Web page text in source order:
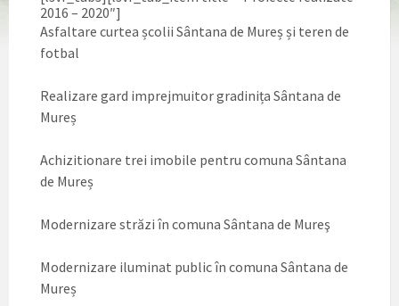
2016 – 2020″]
Asfaltare curtea școlii Sântana de Mureș și teren de
fotbal
Realizare gard imprejmuitor gradinița Sântana de
Mureș
Achizitionare trei imobile pentru comuna Sântana
de Mureș
Modernizare străzi în comuna Sântana de Mureş
Modernizare iluminat public în comuna Sântana de
Mureș